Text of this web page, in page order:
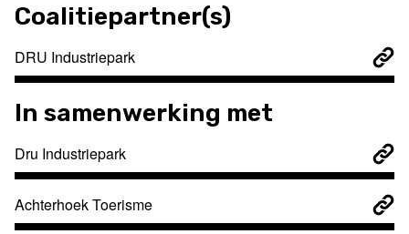
Coalitiepartner(s)
DRU Industriepark
In samenwerking met
Dru Industriepark
Achterhoek Toerisme